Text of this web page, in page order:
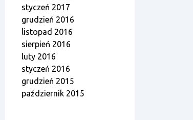
styczeń 2017
grudzień 2016
listopad 2016
sierpień 2016
luty 2016
styczeń 2016
grudzień 2015
październik 2015